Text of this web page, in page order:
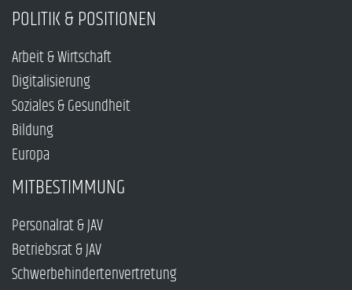
POLITIK & POSITIONEN
Arbeit & Wirtschaft
Digitalisierung
Soziales & Gesundheit
Bildung
Europa
MITBESTIMMUNG
Personalrat & JAV
Betriebsrat & JAV
Schwerbehindertenvertretung